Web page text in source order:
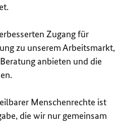
Zugang für
zu unserem Arbeitsmarkt,
anbieten und die
Menschenrechte ist
die wir nur gemeinsam